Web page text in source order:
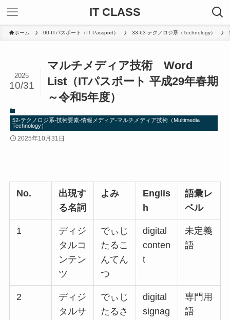
IT CLASS
ホーム 00-ITパスポート（IT Passport） 33-63-テクノロジ系（Technology）
マルチメディア技術 Word
List（ITパスポート 平成29年春期
～令和5年度）
2025
10/31
52-テクノロジ系-技術要素-情報メディア-マルチメディア技術（Multimedia
Technology）
2025年10月31日
No.
出現す
る名詞
よみ
Englis
h
語彙レ
ベル
1
ディジ
タルコ
ンテン
ツ
でぃじ
たるこ
んてん
つ
digital
conten
t
未定義
語
2
ディジ
タルサ
でぃじ
たるさ
digital
signag
専門用
語